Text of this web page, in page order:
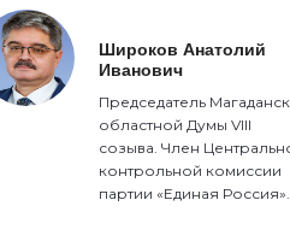
Широков Анатолий
Иванович
Председатель
областной Думы VIII
созыва. Член
контрольной комиссии
партии «Единая Россия».